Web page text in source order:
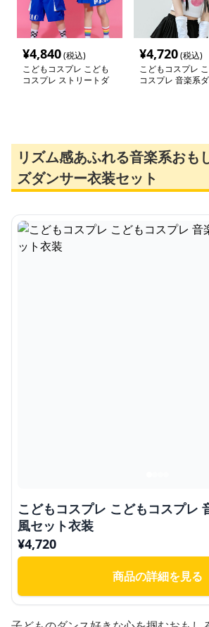
¥4,840(税込)
こどもコスプレ こども
コスプレ ストリートダ
¥4,720(税込)
こどもコスプレ
コスプレ 音楽系
リズム感あふれる音楽系おも
ズダンサー衣装セット
こどもコスプレ こどもコスプレ
風セット衣装
¥4,720
商品の詳細を見る